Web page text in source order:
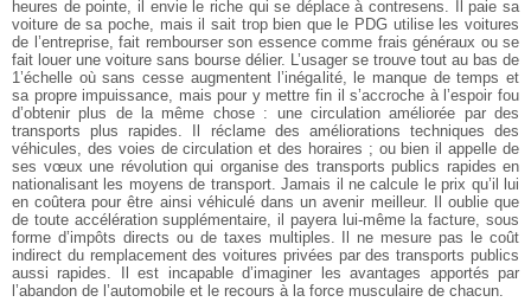
heures de pointe, il envie le riche qui se déplace à contresens. Il paie sa
voiture de sa poche, mais il sait trop bien que le PDG utilise les voitures
de l’entreprise, fait rembourser son essence comme frais généraux ou se
fait louer une voiture sans bourse délier. L’usager se trouve tout au bas de
1’échelle où sans cesse augmentent l’inégalité, le manque de temps et
sa propre impuissance, mais pour y mettre fin il s’accroche à l’espoir fou
d’obtenir plus de la même chose : une circulation améliorée par des
transports plus rapides. Il réclame des améliorations techniques des
véhicules, des voies de circulation et des horaires ; ou bien il appelle de
ses vœux une révolution qui organise des transports publics rapides en
nationalisant les moyens de transport. Jamais il ne calcule le prix qu’il lui
en coûtera pour être ainsi véhiculé dans un avenir meilleur. Il oublie que
de toute accélération supplémentaire, il payera lui-même la facture, sous
forme d’impôts directs ou de taxes multiples. Il ne mesure pas le coût
indirect du remplacement des voitures privées par des transports publics
aussi rapides. Il est incapable d’imaginer les avantages apportés par
l’abandon de l’automobile et le recours à la force musculaire de chacun.